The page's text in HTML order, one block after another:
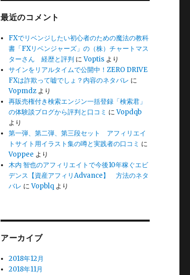
最近のコメント
FXでリベンジしたい初心者のための魔法の教科
書「FXリベンジャーズ」の（株）チャートマス
ターさん 経歴と評判 にVoptis より
サインをリアルタイムで公開中！ZERO DRIVE
FXは詐欺って嘘でしょ？内容のネタバレ に
Vopmdz より
再販売権付き検索エンジン一括登録「検索君」
の体験談ブログから評判と口コミ にVopdqb
より
第一弾、第二弾、第三段セット アフィリエイ
トサイト用イラスト集の噂と実践者の口コミ に
Voppee より
木内 智也のアフィリエイトで今後10年稼ぐエビ
デンス【資産アフィリAdvance】 方法のネタ
バレ にVopblq より
アーカイブ
2018年12月
2018年11月